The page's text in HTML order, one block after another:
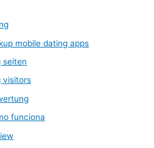
mobile dating apps
seiten
visitors
funciona